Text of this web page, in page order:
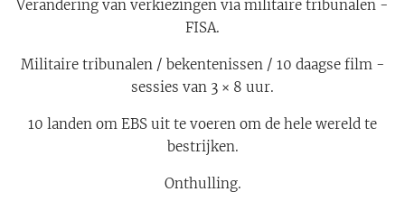
Verandering van verkiezingen via militaire tribunalen -
FISA.
Militaire tribunalen / bekentenissen / 10 daagse film -
sessies van 3 × 8 uur.
10 landen om EBS uit te voeren om de hele wereld te
bestrijken.
Onthulling.